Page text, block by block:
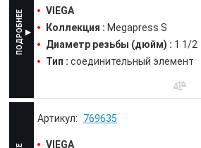
VIEGA
Коллекция : Megapress S
Диаметр резьбы (дюйм) : 1 1/2
Тип : соединительный элемент
769635
VIEGA